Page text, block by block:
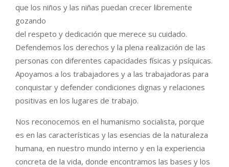
que los niños y las niñas puedan crecer libremente
gozando
del respeto y dedicación que merece su cuidado.
Defendemos los derechos y la plena realización de las
personas con diferentes capacidades físicas y psíquicas.
Apoyamos a los trabajadores y a las trabajadoras para
conquistar y defender condiciones dignas y relaciones
positivas en los lugares de trabajo.
Nos reconocemos en el humanismo socialista, porque
es en las características y las esencias de la naturaleza
humana, en nuestro mundo interno y en la experiencia
concreta de la vida, donde encontramos las bases y los